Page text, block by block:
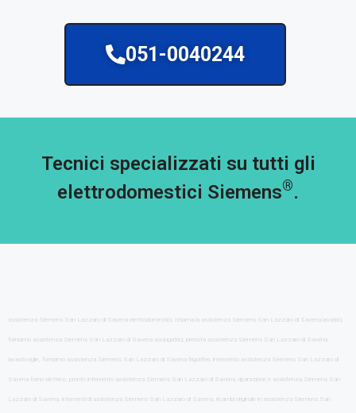
051-0040244
Tecnici specializzati su tutti gli
elettrodomestici Siemens®.
assistenza Siemens San Lazzaro di Savena elettrodomestici, chiama la assistenza Siemens San Lazzaro di Savena lavatrici,
forniamo assistenza Siemens San Lazzaro di Savena asciugatrici, prenota assistenza Siemens San Lazzaro di Savena
lavastoviglie, forniamo assistenza Siemens San Lazzaro di Savena frigoriferi, intervento assistenza Siemens San Lazzaro di
Savena forno elettrico, pronto intervento assistenza Siemens San Lazzaro di Savena, riparazione e assistenza Siemens San
Lazzaro di Savena, interventi di assistenza Siemens San Lazzaro di Savena, ricambi originale in assistenza Siemens San